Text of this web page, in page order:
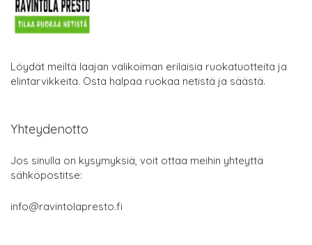
Löydät meiltä laajan valikoiman erilaisia ruokatuotteita ja
elintarvikkeita. Osta halpaa ruokaa netistä ja säästä.
Yhteydenotto
Jos sinulla on kysymyksiä, voit ottaa meihin yhteyttä
sähköpostitse:
info@ravintolapresto.fi